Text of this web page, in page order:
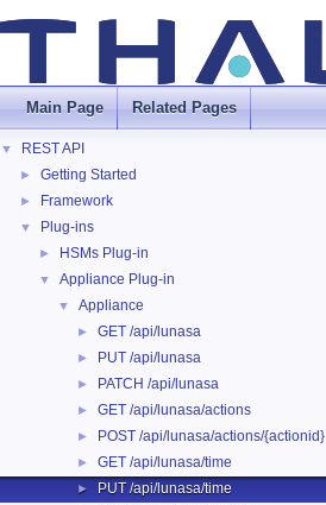
Main Page Related Pages
▼ REST API
► Getting Started
► Framework
▼ Plug-ins
► HSMs Plug-in
▼ Appliance Plug-in
▼ Appliance
► GET /api/lunasa
► PUT /api/lunasa
► PATCH /api/lunasa
► GET /api/lunasa/actions
► POST /api/lunasa/actions/{actionid}
► GET /api/lunasa/time
► PUT /api/lunasa/time